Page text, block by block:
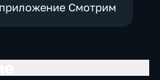
Смотрим